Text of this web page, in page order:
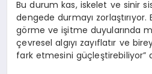
Bu durum kas, iskelet ve sinir
dengede durmayı
görme ve işitme duyularında
çevresel algıyı zayıflatır ve
fark etmesini güçleştirebiliyor”